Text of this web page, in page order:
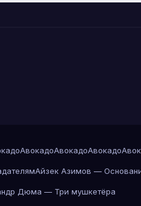
АвокадоАвокадоАвокадо
Айзек Азимов —
Дюма — Три мушкетёра